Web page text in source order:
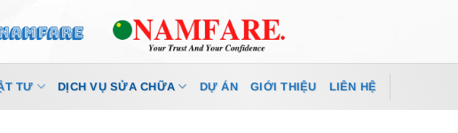
TƯ DỊCH VỤ SỬA CHỮA DỰ ÁN GIỚI THIỆU LIÊN HỆ